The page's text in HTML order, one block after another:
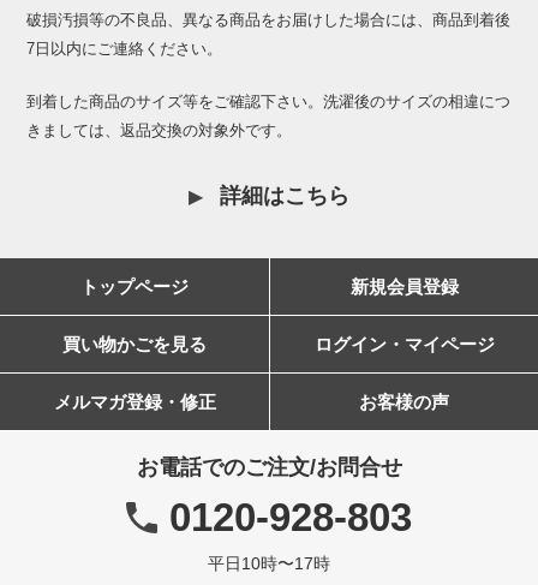
破損汚損等の不良品、異なる商品をお届けした場合には、商品到着後
7日以内にご連絡ください。
到着した商品のサイズ等をご確認下さい。洗濯後のサイズの相違につ
きましては、返品交換の対象外です。
詳細はこちら
トップページ 新規会員登録
買い物かごを見る ログイン・マイページ
メルマガ登録・修正 お客様の声
お電話でのご注文/お問合せ
0120-928-803
平日10時〜17時